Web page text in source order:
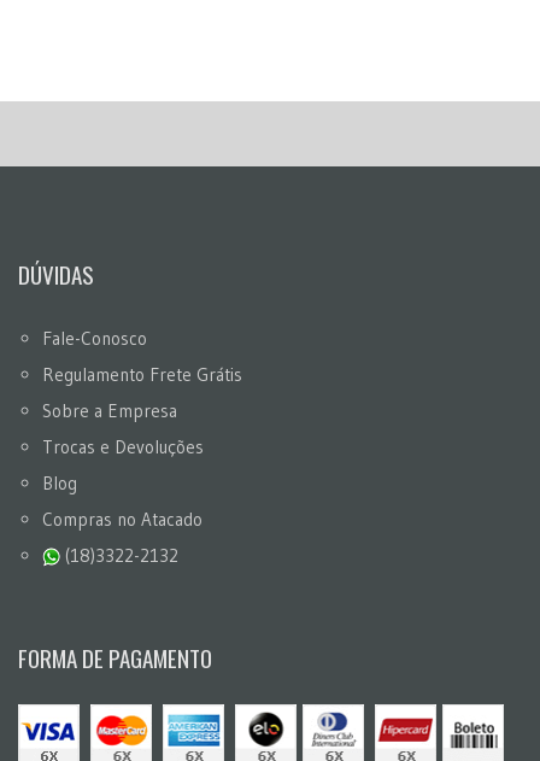
DÚVIDAS
Fale-Conosco
Regulamento Frete Grátis
Sobre a Empresa
Trocas e Devoluções
Blog
Compras no Atacado
(18)3322-2132
FORMA DE PAGAMENTO